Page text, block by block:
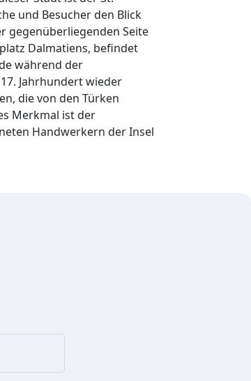
und Besucher den Blick
gegenüberliegenden Seite
Dalmatiens, befindet
während der
Jahrhundert wieder
die von den Türken
Merkmal ist der
Handwerkern der Insel